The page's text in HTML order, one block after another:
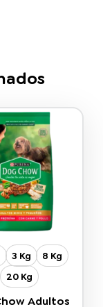
3 Kg
8 Kg
20 Kg
Adultos